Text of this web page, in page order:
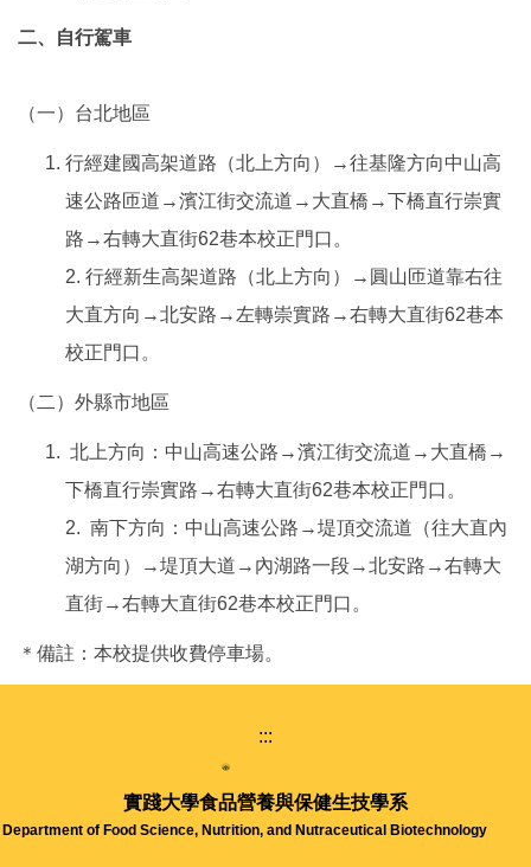
二、自行駕車
（一）台北地區
行經建國高架道路（北上方向）→往基隆方向中山高
速公路匝道→濱江街交流道→大直橋→下橋直行崇實
路→右轉大直街62巷本校正門口。
2. 行經新生高架道路（北上方向）→圓山匝道靠右往
大直方向→北安路→左轉崇實路→右轉大直街62巷本
校正門口。
（二）外縣市地區
北上方向：中山高速公路→濱江街交流道→大直橋→
下橋直行崇實路→右轉大直街62巷本校正門口。
2. 南下方向：中山高速公路→堤頂交流道（往大直內
湖方向）→堤頂大道→內湖路一段→北安路→右轉大
直街→右轉大直街62巷本校正門口。
＊備註：本校提供收費停車場。
:::
實踐大學食品營養與保健生技學系
Department of Food Science, Nutrition, and Nutraceutical Biotechnology